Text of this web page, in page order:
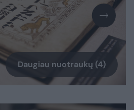
Daugiau nuotraukų (4)